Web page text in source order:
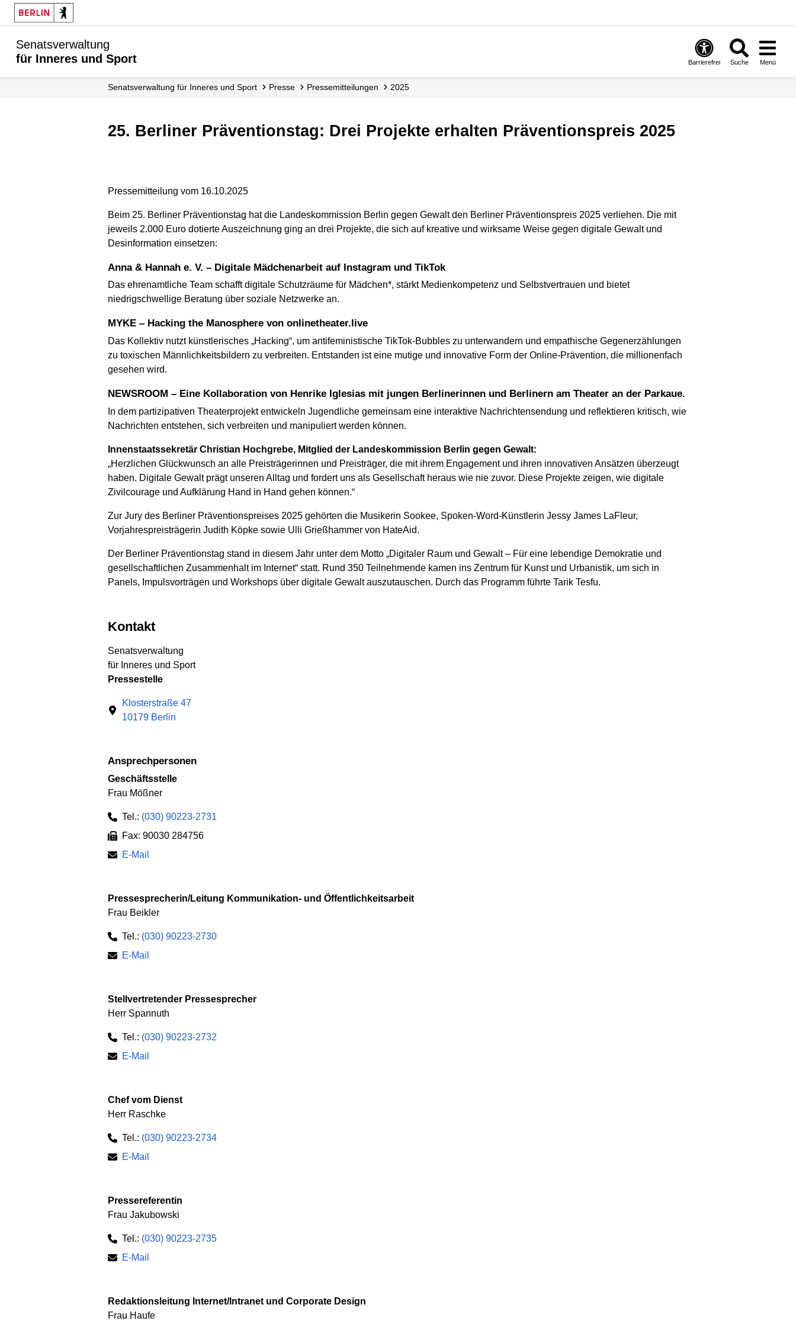
Senatsverwaltung
für Inneres und Sport
Barrierefrei Suche Menü
Senatsverwaltung für Inneres und Sport Presse Presse­mitteilungen 2025
25. Berliner Präventionstag: Drei Projekte erhalten Präventionspreis 2025
Pressemitteilung vom 16.10.2025
Beim 25. Berliner Präventionstag hat die Landeskommission Berlin gegen Gewalt den Berliner Präventionspreis 2025 verliehen. Die mit
jeweils 2.000 Euro dotierte Auszeichnung ging an drei Projekte, die sich auf kreative und wirksame Weise gegen digitale Gewalt und
Desinformation einsetzen:
Anna & Hannah e. V. – Digitale Mädchenarbeit auf Instagram und TikTok
Das ehrenamtliche Team schafft digitale Schutzräume für Mädchen*, stärkt Medienkompetenz und Selbstvertrauen und bietet
niedrigschwellige Beratung über soziale Netzwerke an.
MYKE – Hacking the Manosphere von onlinetheater.live
Das Kollektiv nutzt künstlerisches „Hacking“, um antifeministische TikTok-Bubbles zu unterwandern und empathische Gegenerzählungen
zu toxischen Männlichkeitsbildern zu verbreiten. Entstanden ist eine mutige und innovative Form der Online-Prävention, die millionenfach
gesehen wird.
NEWSROOM – Eine Kollaboration von Henrike Iglesias mit jungen Berlinerinnen und Berlinern am Theater an der Parkaue.
In dem partizipativen Theaterprojekt entwickeln Jugendliche gemeinsam eine interaktive Nachrichtensendung und reflektieren kritisch, wie
Nachrichten entstehen, sich verbreiten und manipuliert werden können.
Innenstaatssekretär Christian Hochgrebe, Mitglied der Landeskommission Berlin gegen Gewalt:
„Herzlichen Glückwunsch an alle Preisträgerinnen und Preisträger, die mit ihrem Engagement und ihren innovativen Ansätzen überzeugt
haben. Digitale Gewalt prägt unseren Alltag und fordert uns als Gesellschaft heraus wie nie zuvor. Diese Projekte zeigen, wie digitale
Zivilcourage und Aufklärung Hand in Hand gehen können.“
Zur Jury des Berliner Präventionspreises 2025 gehörten die Musikerin Sookee, Spoken-Word-Künstlerin Jessy James LaFleur,
Vorjahrespreisträgerin Judith Köpke sowie Ulli Grießhammer von HateAid.
Der Berliner Präventionstag stand in diesem Jahr unter dem Motto „Digitaler Raum und Gewalt – Für eine lebendige Demokratie und
gesellschaftlichen Zusammenhalt im Internet“ statt. Rund 350 Teilnehmende kamen ins Zentrum für Kunst und Urbanistik, um sich in
Panels, Impulsvorträgen und Workshops über digitale Gewalt auszutauschen. Durch das Programm führte Tarik Tesfu.
Kontakt
Senatsverwaltung
für Inneres und Sport
Pressestelle
Klosterstraße 47
10179 Berlin
Ansprechpersonen
Geschäftsstelle
Frau Mößner
Tel.: (030) 90223-2731
Fax: 90030 284756
E-Mail
Pressesprecherin/Leitung Kommunikation- und Öffentlichkeitsarbeit
Frau Beikler
Tel.: (030) 90223-2730
E-Mail
Stellvertretender Pressesprecher
Herr Spannuth
Tel.: (030) 90223-2732
E-Mail
Chef vom Dienst
Herr Raschke
Tel.: (030) 90223-2734
E-Mail
Pressereferentin
Frau Jakubowski
Tel.: (030) 90223-2735
E-Mail
Redaktionsleitung Internet/Intranet und Corporate Design
Frau Haufe